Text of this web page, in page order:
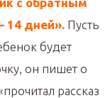
14 дней». Пусть
будет
он пишет о
рассказ